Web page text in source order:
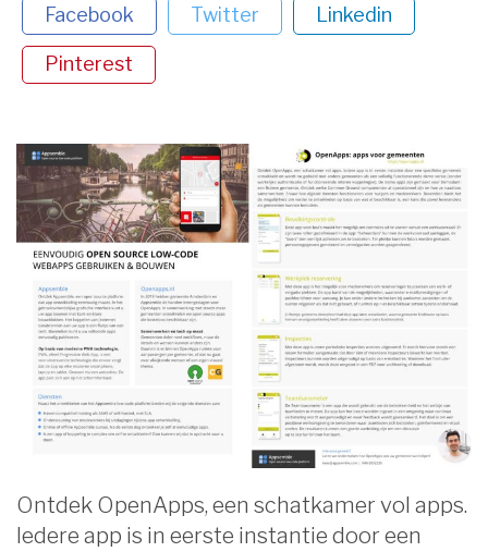
Facebook
Twitter Linkedin
Pinterest
Ontdek OpenApps, een schatkamer vol apps.
Iedere app is in eerste instantie door een